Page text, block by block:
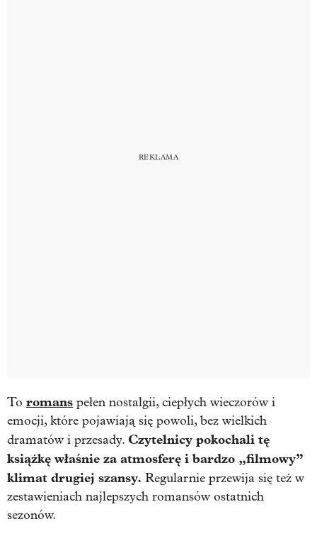
To romans pełen nostalgii, ciepłych wieczorów i
emocji, które pojawiają się powoli, bez wielkich
dramatów i przesady. Czytelnicy pokochali tę
książkę właśnie za atmosferę i bardzo „filmowy”
klimat drugiej szansy. Regularnie przewija się też w
zestawieniach najlepszych romansów ostatnich
sezonów.